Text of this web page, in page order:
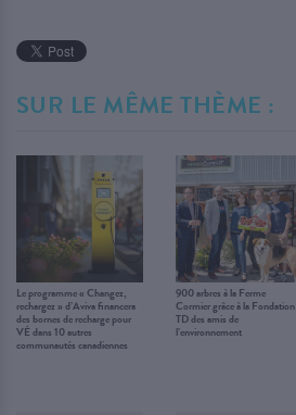
SUR LE MÊME THÈME :
Le programme « Changez,
rechargez » d’Aviva financera
des bornes de recharge pour
VÉ dans 10 autres
communautés canadiennes
900 arbres à la Ferme
Cormier grâce à la Fondation
TD des amis de
l’environnement